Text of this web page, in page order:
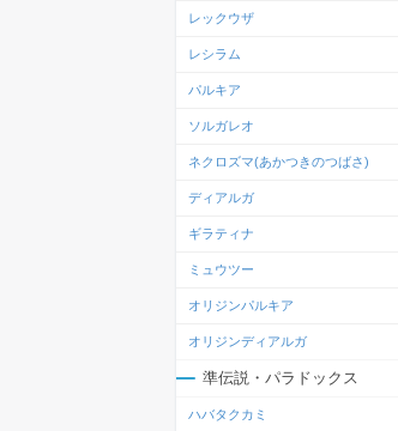
レックウザ
レシラム
パルキア
ソルガレオ
ネクロズマ(あかつきのつばさ)
ディアルガ
ギラティナ
ミュウツー
オリジンパルキア
オリジンディアルガ
準伝説・パラドックス
ハバタクカミ